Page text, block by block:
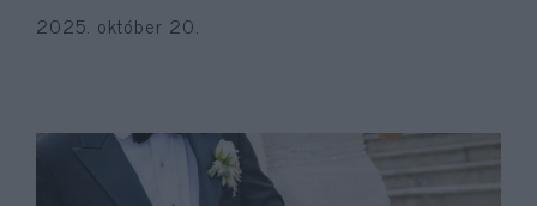
2025. október 20.